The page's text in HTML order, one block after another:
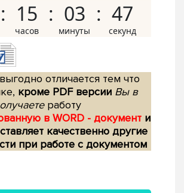
15 03 46
отличается тем что
кроме PDF версии Вы в
работу
в WORD - документ и
качественно другие
при работе с документом